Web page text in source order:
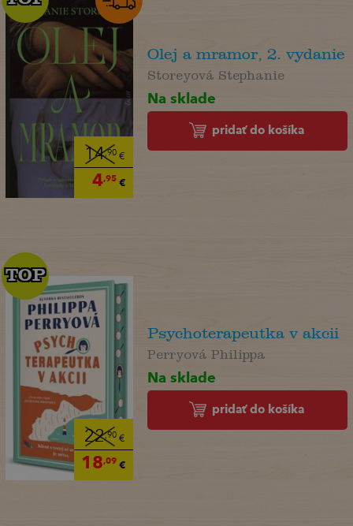
14,90€
4,95€
Olej a mramor, 2. vydanie
Storeyová Stephanie
Na sklade
pridať do košíka
22,90€
18,09€
TOP
TOP
Psychoterapeutka v akcii
Perryová Philippa
Na sklade
pridať do košíka